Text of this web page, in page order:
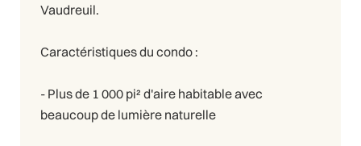
Vaudreuil.
Caractéristiques du condo :
- Plus de 1 000 pi² d'aire habitable avec
beaucoup de lumière naturelle